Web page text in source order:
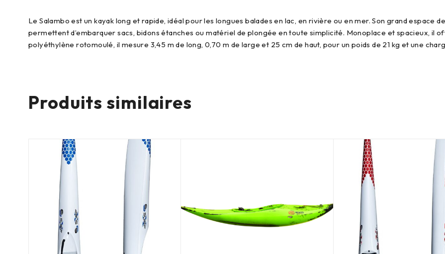
Le Salambo est un kayak long et rapide, idéal pour les longues balades en lac, en rivière ou en mer. Son grand espace
permettent d’embarquer sacs, bidons étanches ou matériel de plongée en toute simplicité. Monoplace et spacieux, il
polyéthylène rotomoulé, il mesure 3,45 m de long, 0,70 m de large et 25 cm de haut, pour un poids de 21 kg et une
Produits similaires